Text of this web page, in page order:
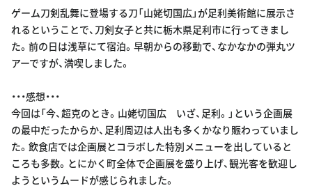
ゲーム刀剣乱舞に登場する刀「山姥切国広」が足利美術館に展示さ
れるということで、刀剣女子と共に栃木県足利市に行ってきまし
た。前の日は浅草にて宿泊。早朝からの移動で、なかなかの弾丸ツ
アーですが、満喫しました。
・・・感想・・・
今回は「今、超克のとき。山姥切国広 いざ、足利。」という企画展
の最中だったからか、足利周辺は人出も多くかなり賑わっていまし
た。飲食店では企画展とコラボした特別メニューを出していると
ころも多数。とにかく町全体で企画展を盛り上げ、観光客を歓迎し
ようというムードが感じられました。